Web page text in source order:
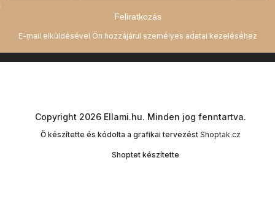
Feliratkozás
Shoptet készítette
Copyright 2026 Ellami.hu. Minden jog fenntartva.
Ő készítette és kódolta a grafikai tervezést Shoptak.cz